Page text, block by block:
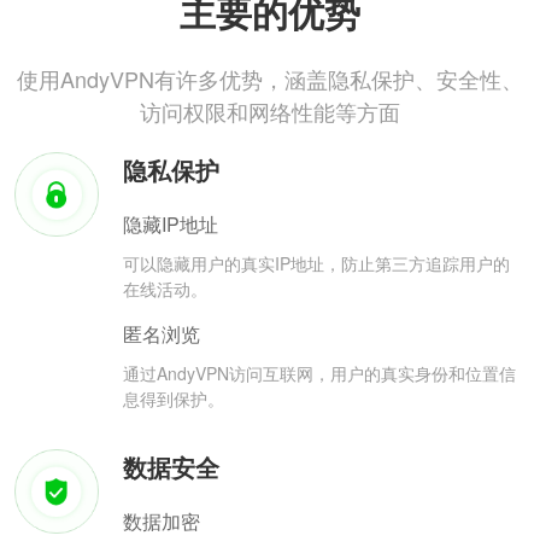
主要的优势
使用AndyVPN有许多优势，涵盖隐私保护、安全性、
访问权限和网络性能等方面
隐私保护
隐藏IP地址
可以隐藏用户的真实IP地址，防止第三方追踪用户的
在线活动。
匿名浏览
通过AndyVPN访问互联网，用户的真实身份和位置信
息得到保护。
数据安全
数据加密